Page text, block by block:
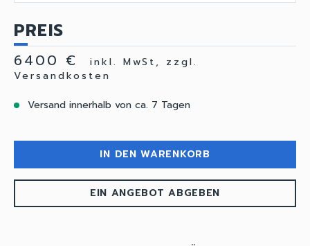
PREIS
6400 €
inkl. MwSt, zzgl.
Versandkosten
Versand innerhalb von ca. 7 Tagen
IN DEN WARENKORB
EIN ANGEBOT ABGEBEN